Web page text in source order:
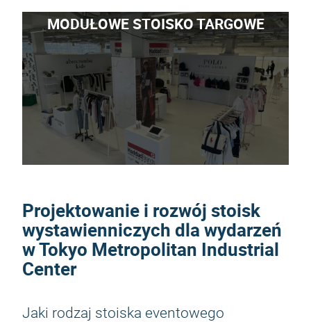
MODUŁOWE STOISKO TARGOWE
Projektowanie i rozwój stoisk
wystawienniczych dla wydarzeń
w Tokyo Metropolitan Industrial
Center
Jaki rodzaj stoiska eventowego